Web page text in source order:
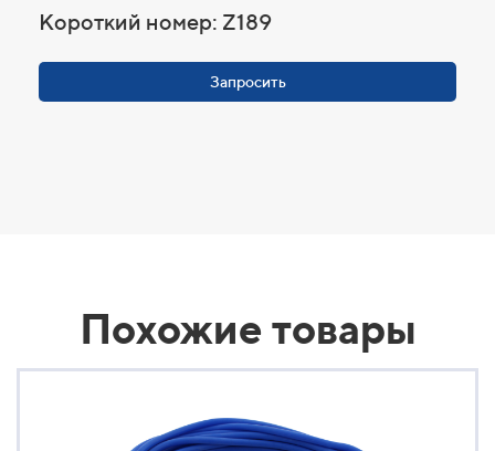
Короткий номер: Z189
Запросить
Похожие товары